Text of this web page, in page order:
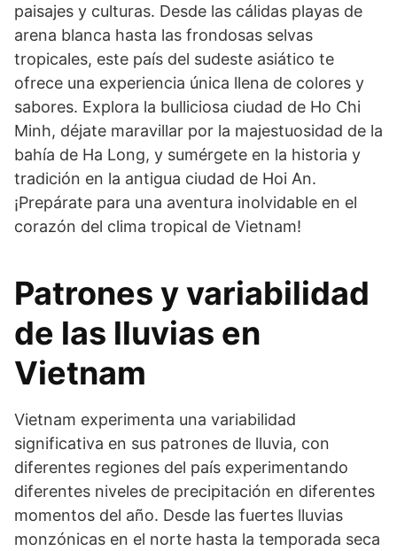
paisajes y culturas. Desde las cálidas playas de
arena blanca hasta las frondosas selvas
tropicales, este país del sudeste asiático te
ofrece una experiencia única llena de colores y
sabores. Explora la bulliciosa ciudad de Ho Chi
Minh, déjate maravillar por la majestuosidad de la
bahía de Ha Long, y sumérgete en la historia y
tradición en la antigua ciudad de Hoi An.
¡Prepárate para una aventura inolvidable en el
corazón del clima tropical de Vietnam!
Patrones y variabilidad
de las lluvias en
Vietnam
Vietnam experimenta una variabilidad
significativa en sus patrones de lluvia, con
diferentes regiones del país experimentando
diferentes niveles de precipitación en diferentes
momentos del año. Desde las fuertes lluvias
monzónicas en el norte hasta la temporada seca